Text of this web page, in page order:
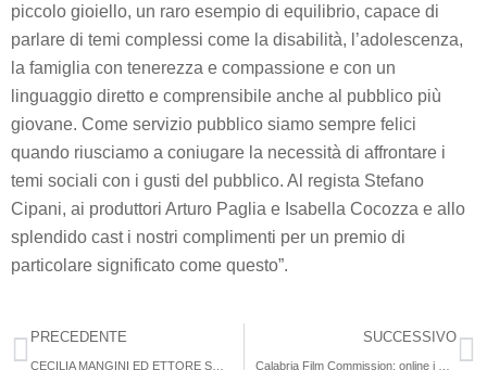
piccolo gioiello, un raro esempio di equilibrio, capace di
parlare di temi complessi come la disabilità, l’adolescenza,
la famiglia con tenerezza e compassione e con un
linguaggio diretto e comprensibile anche al pubblico più
giovane. Come servizio pubblico siamo sempre felici
quando riusciamo a coniugare la necessità di affrontare i
temi sociali con i gusti del pubblico. Al regista Stefano
Cipani, ai produttori Arturo Paglia e Isabella Cocozza e allo
splendido cast i nostri complimenti per un premio di
particolare significato come questo”.
PRECEDENTE SUCCESSIVO